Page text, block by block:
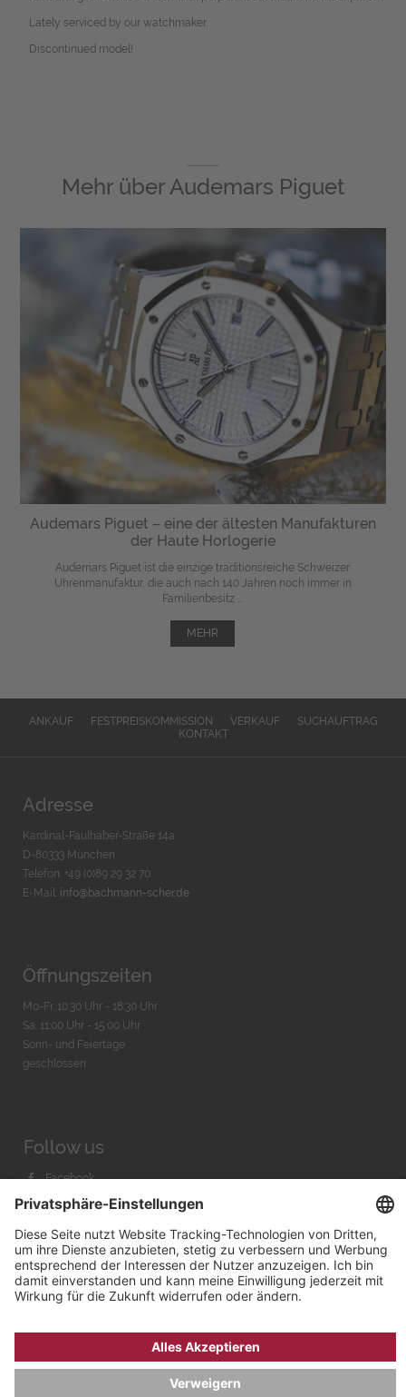
Lately serviced by our watchmaker.
Discontinued model!
Mehr überAudemars Piguet
Audemars Piguet – eine der ältesten Manufakturen
der Haute Horlogerie
Audemars Piguet ist die einzige traditionsreiche Schweizer
Uhrenmanufaktur, die auch nach 140 Jahren noch immer in
Familienbesitz ...
MEHR
ANKAUF FESTPREISKOMMISSION VERKAUF
SUCHAUFTRAG
KONTAKT
Adresse
Kardinal-Faulhaber-Straße 14a
D-80333 München
Telefon: +49 (0)89 29 32 70
E-Mail: info@bachmann-scher.de
Öffnungszeiten
Mo-Fr. 10:30 Uhr - 18:30 Uhr
Sa. 11:00 Uhr - 15.00 Uhr
Sonn- und Feiertage
geschlossen
Follow us
Facebook
Instagram
Youtube
Bachmann & Scher GmbH / Watchandco GmbH